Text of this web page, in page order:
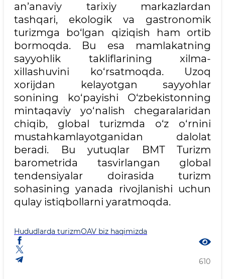
an’anaviy tarixiy markazlardan
tashqari, ekologik va gastronomik
turizmga bo‘lgan qiziqish ham ortib
bormoqda. Bu esa mamlakatning
sayyohlik takliflarining xilma-
xillashuvini ko‘rsatmoqda. Uzoq
xorijdan kelayotgan sayyohlar
sonining ko‘payishi O‘zbekistonning
mintaqaviy yo‘nalish chegaralaridan
chiqib, global turizmda o‘z o‘rnini
mustahkamlayotganidan dalolat
beradi. Bu yutuqlar BMT Turizm
barometrida tasvirlangan global
tendensiyalar doirasida turizm
sohasining yanada rivojlanishi uchun
qulay istiqbollarni yaratmoqda.
Hududlarda turizmOAV biz haqimizda
610